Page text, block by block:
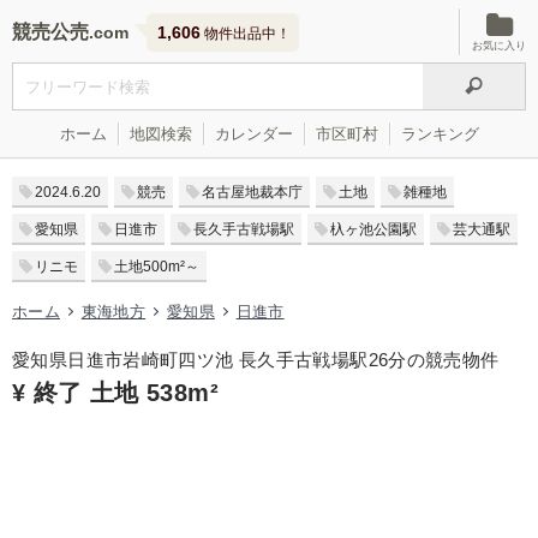
競売公売 1,606 物件出品中！
お気に入り
ホーム 地図検索 カレンダー 市区町村 ランキング
2024.6.20 競売 名古屋地裁本庁 土地 雑種地
愛知県 日進市 長久手古戦場駅 杁ヶ池公園駅 芸大通駅
リニモ 土地500m²～
ホーム 東海地方 愛知県 日進市
愛知県日進市岩崎町四ツ池 長久手古戦場駅26分の競売物件
¥ 終了 土地 538m²